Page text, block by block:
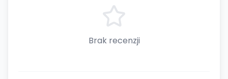
Brak recenzji